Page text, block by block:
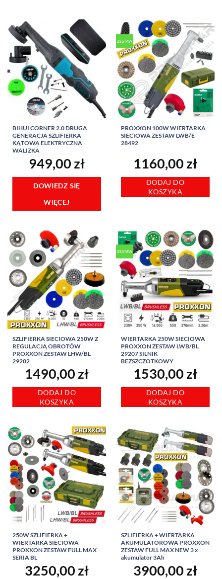
BIHUI CORNER 2.0 DRUGA
GENERACJA SZLIFIERKA
KĄTOWA ELEKTRYCZNA
WALIZKA
949,00 zł
DOWIEDZ SIĘ
WIĘCEJ
ZESTAW
PROXXON 100W WIERTARKA
SIECIOWA ZESTAW LWB/E
28492
1160,00 zł
DODAJ DO
KOSZYKA
SZLIFIERKA SIECIOWA 250W Z
REGULACJĄ OBROTÓW
PROXXON ZESTAW LHW/BL
29202
1490,00 zł
DODAJ DO
KOSZYKA
ZESTAW
WIERTARKA 250W SIECIOWA
PROXXON ZESTAW LWB/BL
29207 SILNIK
BEZSZCZOTKOWY
1530,00 zł
DODAJ DO
KOSZYKA
250W SZLIFIERKA +
WIERTARKA SIECIOWA
PROXXON ZESTAW FULL MAX
SERIA BL
3250,00 zł
SZLIFIERKA + WIERTARKA
AKUMULATOROWA PROXXON
ZESTAW FULL MAX NEW 3 x
akumulator 3Ah
3900,00 zł